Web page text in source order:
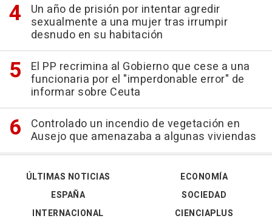
Un año de prisión por intentar agredir
sexualmente a una mujer tras irrumpir
desnudo en su habitación
El PP recrimina al Gobierno que cese a una
funcionaria por el "imperdonable error" de
informar sobre Ceuta
Controlado un incendio de vegetación en
Ausejo que amenazaba a algunas viviendas
ÚLTIMAS NOTICIAS
ESPAÑA
INTERNACIONAL
ECONOMÍA
SOCIEDAD
CIENCIAPLUS